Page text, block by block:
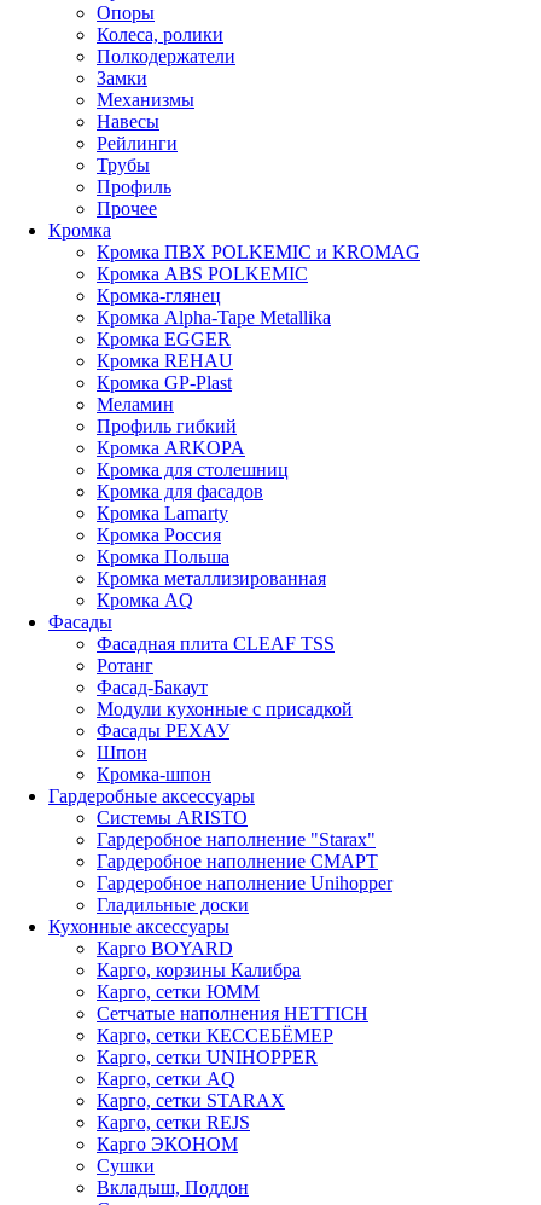
Опоры
Колеса, ролики
Полкодержатели
Замки
Механизмы
Навесы
Рейлинги
Трубы
Профиль
Прочее
Кромка
Кромка ПВХ POLKEMIC и KROMAG
Кромка ABS POLKEMIС
Кромка-глянец
Кромка Alpha-Tape Metallika
Кромка EGGER
Кромка REHAU
Кромка GP-Plast
Меламин
Профиль гибкий
Кромка ARKOPA
Кромка для столешниц
Кромка для фасадов
Кромка Lamarty
Кромка Россия
Кромка Польша
Кромка металлизированная
Кромка AQ
Фасады
Фасадная плита CLEAF TSS
Ротанг
Фасад-Бакаут
Модули кухонные с присадкой
Фасады РЕХАУ
Шпон
Кромка-шпон
Гардеробные аксессуары
Системы ARISTO
Гардеробное наполнение "Starax"
Гардеробное наполнение СМАРТ
Гардеробное наполнение Unihopper
Гладильные доски
Кухонные аксессуары
Карго BOYARD
Карго, корзины Калибра
Карго, сетки ЮММ
Сетчатые наполнения HETTICH
Карго, сетки КЕССЕБЁМЕР
Карго, сетки UNIHOPPER
Карго, сетки AQ
Карго, сетки STARAX
Карго, сетки REJS
Карго ЭКОНОМ
Сушки
Вкладыш, Поддон